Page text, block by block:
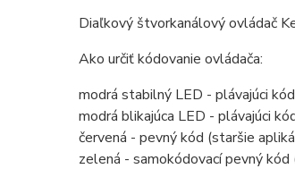
Diaľkový štvorkanálový ovládač
Ako určiť
modrá stabilný LED - plávajúci
modrá blikajúca LED - plávajúci
červená - pevný kód (staršie
zelená - samokódovací pevný kód